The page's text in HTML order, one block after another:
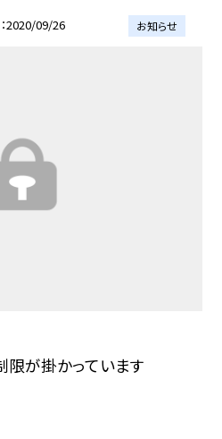
2020/09/26 お知らせ
限が掛かっています